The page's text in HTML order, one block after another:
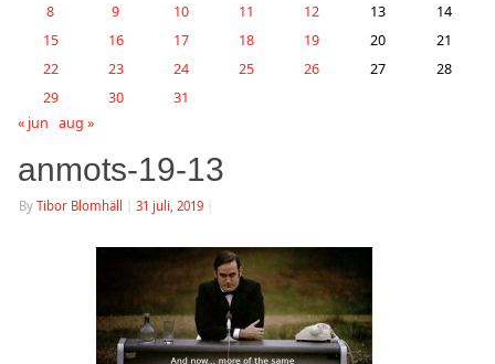
8
9 10 11 12 13
14
15
16 17 18 19 20
21
22
23 24 25 26 27
28
29
30
31
« jun aug »
anmots-19-13
By Tibor Blomhäll 31 juli, 2019